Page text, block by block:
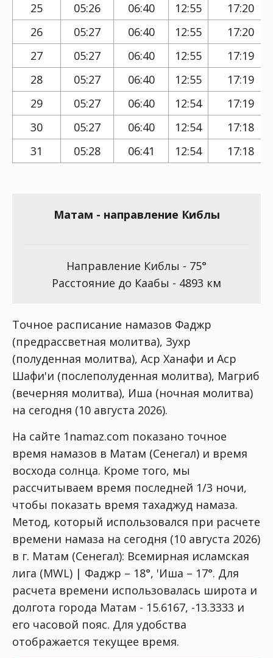
25 05:26 06:40 12:55
17:20
26
05:27 06:40 12:55
17:20
27
05:27 06:40 12:55
17:19
28
05:27 06:40 12:55
17:19
29
05:27 06:40 12:54
17:19
30
05:27 06:40 12:54
17:18
31
05:28 06:41 12:54 17:18
Матам - направление Киблы
Направление Киблы - 75°
Расстояние до Каабы - 4893 км
Точное расписание намазов Фаджр
(предрассветная молитва), Зухр
(полуденная молитва), Аср Ханафи и Аср
Шафи'и (послеполуденная молитва), Магриб
(вечерняя молитва), Иша (ночная молитва)
на сегодня (10 августа 2026).
На сайте 1namaz.com показано точное
время намазов в Матам (Сенегал) и время
восхода солнца. Кроме того, мы
рассчитываем время последней 1/3 ночи,
чтобы показать время тахаджуд намаза.
Метод, который использовался при расчете
времени намаза на сегодня (10 августа 2026)
в г. Матам (Сенегал): Всемирная исламская
лига (MWL) | Фаджр – 18°, 'Иша – 17°. Для
расчета времени использовалась широта и
долгота города Матам - 15.6167, -13.3333 и
его часовой пояс. Для удобства
отображается текущее время.